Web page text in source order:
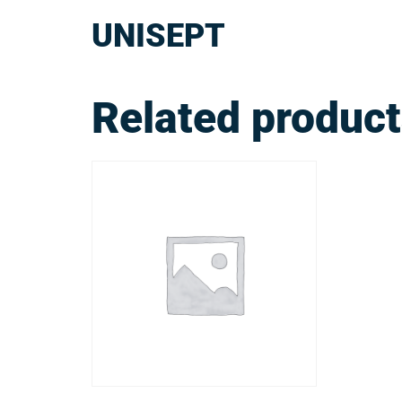
UNISEPT
Related